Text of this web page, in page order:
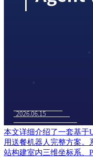
本文详细介绍了一套基于
用送餐机器人完整方案。
站构建室内三维坐标系、